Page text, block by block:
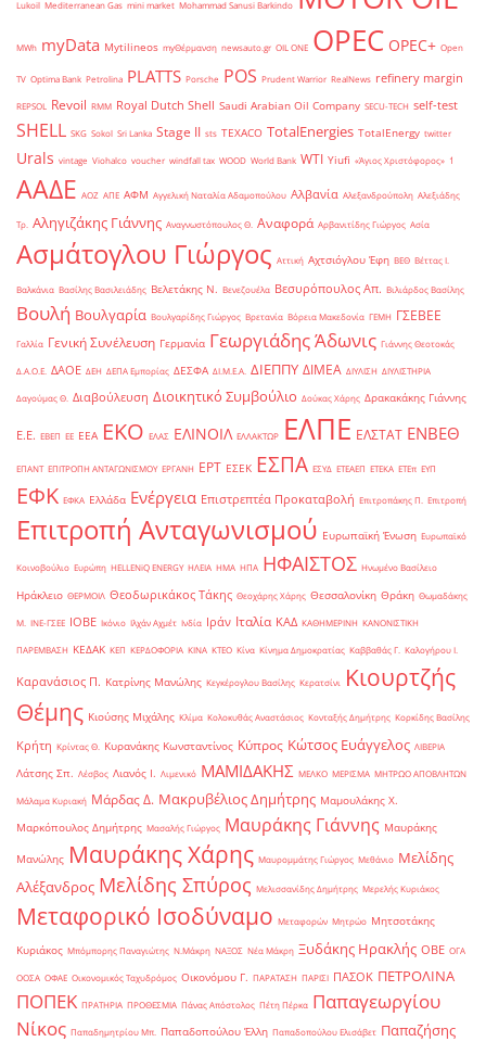
Lukoil Mediterranean Gas mini market Mohammad Sanusi Barkindo
MWh myData Mytilineos myΘέρμανση newsauto.gr OIL ONE OPEC OPEC+ Open
TV Optima Bank Petrolina PLATTS Porsche POS Prudent Warrior RealNews refinery margin
REPSOL Revoil RMM Royal Dutch Shell Saudi Arabian Oil Company SECU-TECH self-test
SHELL SKG Sokol Sri Lanka Stage II sts TEXACO TotalEnergies TotalEnergy twitter
Urals vintage Viohalco voucher windfall tax WOOD World Bank WTI Yiufi «Άγιος Χριστόφορος» ΄1
ΑΑΔΕ ΑΟΖ ΑΠΕ ΑΦΜ Αγγελική Ναταλία Αδαμοπούλου Αλβανία Αλεξανδρούπολη Αλεξιάδης
Τρ. Αληγιζάκης Γιάννης Αναγνωστόπουλος Θ. Αναφορά Αρβανιτίδης Γιώργος Ασία
Ασμάτογλου Γιώργος Αττική Αχτσιόγλου Έφη ΒΕΘ Βέττας Ι.
Βαλκάνια Βασίλης Βασιλειάδης Βελετάκης Ν. Βενεζουέλα Βεσυρόπουλος Απ. Βιλιάρδος Βασίλης
Βουλή Βουλγαρία Βουλγαρίδης Γιώργος Βρετανία Βόρεια Μακεδονία ΓΕΜΗ ΓΣΕΒΕΕ
Γαλλία Γενική Συνέλευση Γερμανία Γεωργιάδης Άδωνις Γιάννης Θεοτοκάς
Δ.Α.Ο.Ε. ΔΑΟΕ ΔΕΗ ΔΕΠΑ Εμπορίας ΔΕΣΦΑ ΔΙ.Μ.Ε.Α. ΔΙΕΠΠΥ ΔΙΜΕΑ ΔΙΥΛΙΣΗ ΔΙΥΛΙΣΤΗΡΙΑ
Δαγούμας Θ. Διαβούλευση Διοικητικό Συμβούλιο Δούκας Χάρης Δρακακάκης Γιάννης
Ε.Ε. ΕΒΕΠ ΕΕ ΕΕΑ ΕΚΟ ΕΛΑΣ ΕΛΙΝΟΙΛ ΕΛΛΑΚΤΩΡ ΕΛΠΕ ΕΛΣΤΑΤ ΕΝΒΕΘ
ΕΠΑΝΤ ΕΠΙΤΡΟΠΗ ΑΝΤΑΓΩΝΙΣΜΟΥ ΕΡΓΑΝΗ ΕΡΤ ΕΣΕΚ ΕΣΠΑ ΕΣΥΔ ΕΤΕΑΕΠ ΕΤΕΚΑ ΕΤΕπ ΕΥΠ
ΕΦΚ ΕΦΚΑ Ελλάδα Ενέργεια Επιστρεπτέα Προκαταβολή Επιτροπάκης Π. Επιτροπή
Επιτροπή Ανταγωνισμού Ευρωπαϊκή Ένωση Ευρωπαϊκό
Κοινοβούλιο Ευρώπη ΗELLENiQ ENERGY ΗΛΕΙΑ ΗΜΑ ΗΠΑ ΗΦΑΙΣΤΟΣ Ηνωμένο Βασίλειο
Ηράκλειο ΘΕΡΜΟΙΛ Θεοδωρικάκος Τάκης Θεοχάρης Χάρης Θεσσαλονίκη Θράκη Θωμαδάκης
Μ. ΙΝΕ-ΓΣΕΕ ΙΟΒΕ Ικόνιο Ιλχάν Αχμέτ Ινδία Ιράν Ιταλία ΚΑΔ ΚΑΘΗΜΕΡΙΝΗ ΚΑΝΟΝΙΣΤΙΚΗ
ΠΑΡΕΜΒΑΣΗ ΚΕΔΑΚ ΚΕΠ ΚΕΡΔΟΦΟΡΙΑ ΚΙΝΑ ΚΤΕΟ Κίνα Κίνημα Δημοκρατίας Καββαθάς Γ. Καλογήρου Ι.
Καρανάσιος Π. Κατρίνης Μανώλης Κεγκέρογλου Βασίλης Κερατσίνι
Κιουρτζής
Θέμης Κιούσης Μιχάλης Κλίμα Κολοκυθάς Αναστάσιος Κονταξής Δημήτρης Κορκίδης Βασίλης
Κρήτη Κρίντας Θ. Κυρανάκης Κωνσταντίνος Κύπρος Κώτσος Ευάγγελος ΛΙΒΕΡΙΑ
Λάτσης Σπ. Λέσβος Λιανός Ι. Λιμενικό ΜΑΜΙΔΑΚΗΣ ΜΕΛΚΟ ΜΕΡΙΣΜΑ ΜΗΤΡΩΟ ΑΠΟΒΛΗΤΩΝ
Μάλαμα Κυριακή Μάρδας Δ. Μακρυβέλιος Δημήτρης Μαμουλάκης Χ.
Μαρκόπουλος Δημήτρης Μασαλής Γιώργος Μαυράκης Γιάννης Μαυράκης
Μανώλης Μαυράκης Χάρης Μαυρομμάτης Γιώργος Μεθάνιο Μελίδης
Αλέξανδρος Μελίδης Σπύρος Μελισσανίδης Δημήτρης Μερελής Κυριάκος
Μεταφορικό Ισοδύναμο Μεταφορών Μητρώο Μητσοτάκης
Κυριάκος Μπόμπορης Παναγιώτης Ν.Μάκρη ΝΑΞΟΣ Νέα Μάκρη Ξυδάκης Ηρακλής ΟΒΕ ΟΓΑ
ΟΟΣΑ ΟΦΑΕ Οικονομικός Ταχυδρόμος Οικονόμου Γ. ΠΑΡΑΤΑΣΗ ΠΑΡΙΣΙ ΠΑΣΟΚ ΠΕΤΡΟΛΙΝΑ
ΠΟΠΕΚ ΠΡΑΤΗΡΙΑ ΠΡΟΘΕΣΜΙΑ Πάνας Απόστολος Πέτη Πέρκα Παπαγεωργίου
Νίκος Παπαδημητρίου Μπ. Παπαδοπούλου Έλλη Παπαδοπούλου Ελισάβετ Παπαζήσης